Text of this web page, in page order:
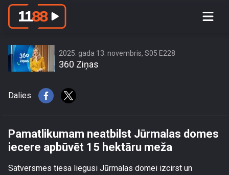
Pamatlikumam neatbilst Jūrmalas
2025. gada 13. novembris, S05 E228
360 Ziņas
Dalies
Pamatlikumam neatbilst Jūrmalas domes
iecere apbūvēt 15 hektāru meža
Satversmes tiesa liegusi Jūrmalas domei izcirst un